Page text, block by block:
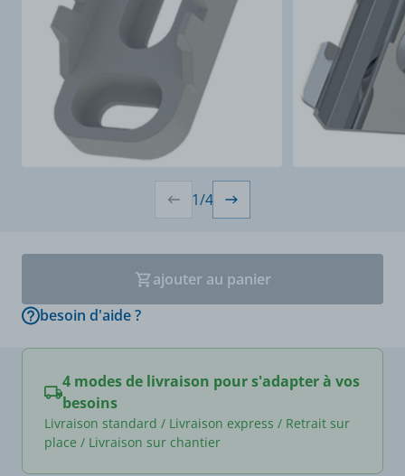
1/4
ajouter au panier
besoin d'aide ?
4 modes de livraison pour s'adapter à vos
besoins
Livraison standard / Livraison express / Retrait sur
place / Livraison sur chantier